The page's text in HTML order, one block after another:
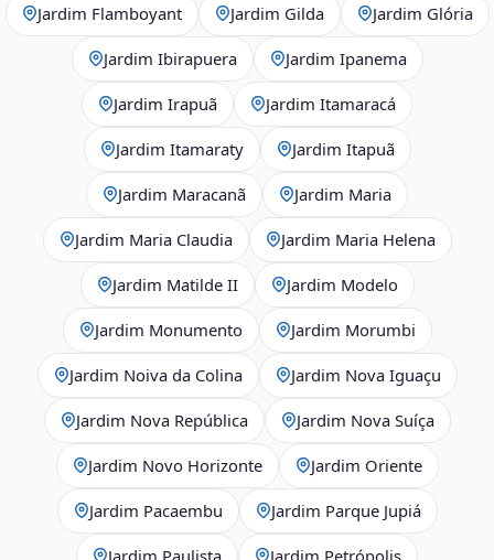
Jardim Flamboyant Jardim Gilda Jardim Glória
Jardim Ibirapuera Jardim Ipanema
Jardim Irapuã Jardim Itamaracá
Jardim Itamaraty Jardim Itapuã
Jardim Maracanã Jardim Maria
Jardim Maria Claudia Jardim Maria Helena
Jardim Matilde II Jardim Modelo
Jardim Monumento Jardim Morumbi
Jardim Noiva da Colina Jardim Nova Iguaçu
Jardim Nova República Jardim Nova Suíça
Jardim Novo Horizonte Jardim Oriente
Jardim Pacaembu Jardim Parque Jupiá
Jardim Paulista Jardim Petrópolis